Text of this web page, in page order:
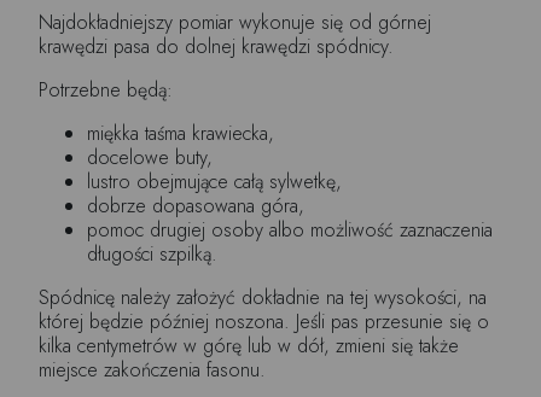
Najdokładniejszy pomiar wykonuje się od górnej
krawędzi pasa do dolnej krawędzi spódnicy.
Potrzebne będą:
miękka taśma krawiecka,
docelowe buty,
lustro obejmujące całą sylwetkę,
dobrze dopasowana góra,
pomoc drugiej osoby albo możliwość zaznaczenia
długości szpilką.
Spódnicę należy założyć dokładnie na tej wysokości, na
której będzie później noszona. Jeśli pas przesunie się o
kilka centymetrów w górę lub w dół, zmieni się także
miejsce zakończenia fasonu.